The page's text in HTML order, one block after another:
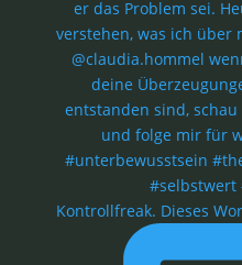
Kontrollfreak. Dieses